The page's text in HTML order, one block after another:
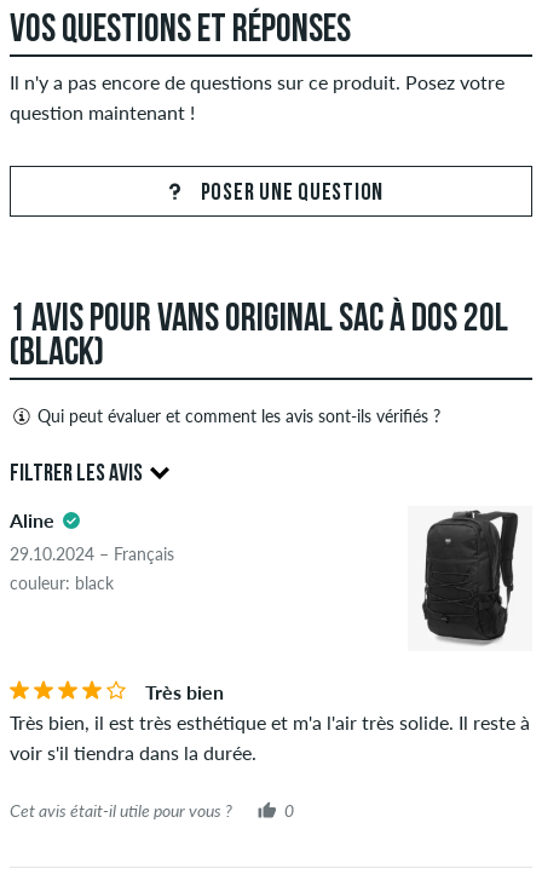
VOS QUESTIONS ET RÉPONSES
Il n'y a pas encore de questions sur ce produit. Posez votre
question maintenant !
POSER UNE QUESTION
1 AVIS POUR VANS ORIGINAL SAC À DOS 20L
(BLACK)
Qui peut évaluer et comment les avis sont-ils vérifiés ?
Seules les personnes ayant un compte client skatedeluxe
peuvent créer des avis. Ceux-ci seront publiés après notre
examen. Nous publions des critiques positives et négatives.
Les avis avec un contenu insultant ou obscène et les avis qui
violent la loi applicable ou les droits d'auteur ainsi que
contenant du spam et de la publicité de tiers ne seront pas
publiés. La note en étoiles d'un élément affiche la moyenne de
Si l'avis provient d'une personne qui a effectivement acheté
cet article, vous pouvez le voir grâce à l'encoche verte à côté
l'achat a été vérifié en fonction de leurs commandes. Pour les
personne possède réellement ou a possédé l'article.
FILTRER LES AVIS
4.0
ÉTOILES
Aline
29.10.2024 – Français
couleur: black
Très bien
Très bien, il est très esthétique et m'a l'air très solide. Il reste à
voir s'il tiendra dans la durée.
Cet avis était-il utile pour vous ? 0